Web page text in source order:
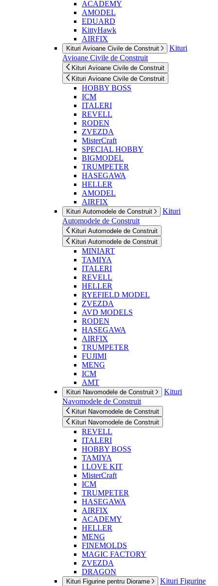
ACADEMY
AMODEL
EDUARD
KittyHawk
AIRFIX
Kituri Avioane Civile de Construit
Kituri
Avioane Civile de Construit
Kituri Avioane Civile de Construit
Kituri Avioane Civile de Construit
HOBBY BOSS
ICM
ITALERI
REVELL
RODEN
ZVEZDA
MisterCraft
SPECIAL HOBBY
BIGMODEL
TRUMPETER
HASEGAWA
HELLER
AMODEL
AIRFIX
Kituri Automodele de Construit
Kituri
Automodele de Construit
Kituri Automodele de Construit
Kituri Automodele de Construit
MINIART
TAMIYA
ITALERI
REVELL
HELLER
RYEFIELD MODEL
ZVEZDA
AVD MODELS
RODEN
HASEGAWA
AIRFIX
TRUMPETER
FUJIMI
MENG
ICM
AMT
Kituri Navomodele de Construit
Kituri
Navomodele de Construit
Kituri Navomodele de Construit
Kituri Navomodele de Construit
REVELL
ITALERI
HOBBY BOSS
TAMIYA
I LOVE KIT
MisterCraft
ICM
TRUMPETER
HASEGAWA
AIRFIX
ACADEMY
HELLER
MENG
FINEMOLDS
MAGIC FACTORY
ZVEZDA
DRAGON
Kituri Figurine pentru Diorame
Kituri Figurine